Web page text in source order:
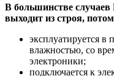
В большинстве
выходит из строя,
эксплуатируется
влажностью, со
электроники;
подключается к